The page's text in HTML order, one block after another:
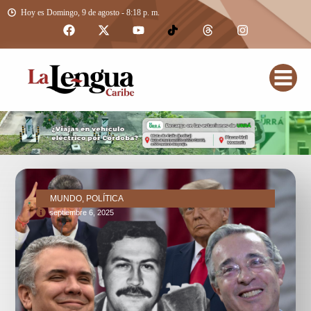
Hoy es Domingo, 9 de agosto - 8:18 p. m.
MUNDO, POLÍTICA
septiembre 6, 2025